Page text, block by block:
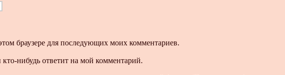
браузере для последующих моих комментариев.
нибудь ответит на мой комментарий.